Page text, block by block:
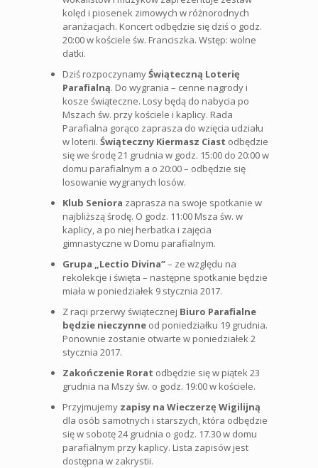
kolęd i piosenek zimowych w różnorodnych
aranżacjach. Koncert odbędzie się dziś o godz.
20:00 w kościele św. Franciszka. Wstęp: wolne
datki.
Dziś rozpoczynamyŚwiąteczną Loterię
Parafialną. Do wygrania – cenne nagrody i
kosze świąteczne. Losy będą do nabycia po
Mszach św. przy kościele i kaplicy. Rada
Parafialna gorąco zaprasza do wzięcia udziału
w loterii. Świąteczny Kiermasz Ciast odbędzie
się we środę 21 grudnia w godz. 15:00 do 20:00 w
domu parafialnym a o 20:00 – odbędzie się
losowanie wygranych losów.
Klub Seniora zaprasza na swoje spotkanie w
najbliższą środę. O godz. 11:00 Msza św. w
kaplicy, a po niej herbatka i zajęcia
gimnastyczne w Domu parafialnym.
Grupa „Lectio Divina”– ze względu na
rekolekcje i święta – następne spotkanie będzie
miała w poniedziałek 9 stycznia 2017.
Z racji przerwy świątecznej Biuro Parafialne
będzie nieczynne od poniedziałku 19 grudnia.
Ponownie zostanie otwarte w poniedziałek 2
stycznia 2017.
Zakończenie Rorat odbędzie się w piątek 23
grudnia na Mszy św. o godz. 19:00 w kościele.
Przyjmujemy zapisy na Wieczerzę Wigilijną
dla osób samotnych i starszych, która odbędzie
się w sobotę 24 grudnia o godz. 17.30 w domu
parafialnym przy kaplicy. Lista zapisów jest
dostępna w zakrystii.